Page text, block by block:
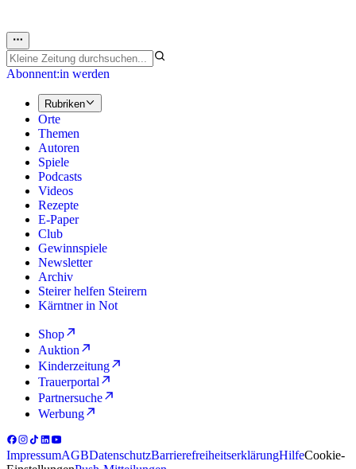
Abonnent:in werden
Rubriken
Orte
Themen
Autoren
Spiele
Podcasts
Videos
Rezepte
E-Paper
Club
Gewinnspiele
Newsletter
Archiv
Steirer helfen Steirern
Kärntner in Not
Shop
Auktion
Kinderzeitung
Trauerportal
Partnersuche
Werbung
ImpressumAGBDatenschutzBarrierefreiheitserklärungHilfeCookie-